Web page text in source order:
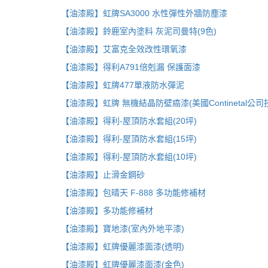
【油漆殿】虹牌SA3000 水性彈性外牆防塵漆
【油漆殿】鈴鹿室內塗料 灰泥司曼特(9色)
【油漆殿】艾富克全效改性環氧漆
【油漆殿】得利A791倍剋漏 保護面漆
【油漆殿】虹牌477單液防水彈泥
【油漆殿】虹牌 無機結晶防壁癌漆(美國Continetal公司
【油漆殿】得利-屋頂防水套組(20坪)
【油漆殿】得利-屋頂防水套組(15坪)
【油漆殿】得利-屋頂防水套組(10坪)
【油漆殿】止滑金鋼砂
【油漆殿】包晴天 F-888 多功能修補材
【油漆殿】多功能修補材
【油漆殿】寶地漆(室內外地平漆)
【油漆殿】虹牌優麗漆面漆(透明)
【油漆殿】虹牌優麗漆面漆(金色)